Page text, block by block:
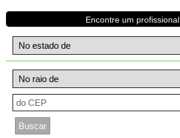
Encontre um profissional